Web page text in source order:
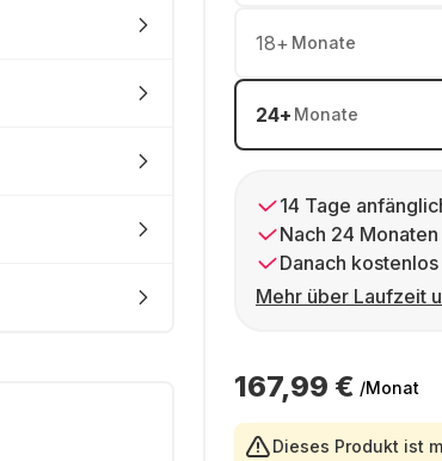
18+ Monate
24+ Monate
14 Tage
Nach 24
Danach
Mehr über Laufzeit
167,99 € /Monat
Dieses Produkt ist